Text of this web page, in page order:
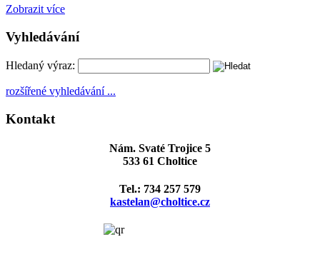
Zobrazit více
Vyhledávání
Hledaný výraz:
rozšířené vyhledávání ...
Kontakt
Nám. Svaté Trojice 5
533 61 Choltice
Tel.: 734 257 579
kastelan@choltice.cz